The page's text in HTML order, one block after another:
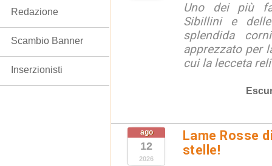
Uno dei più
Sibillini e
splendida
apprezzato per
cui la lecceta
ago
12
2026
Lame Rosse
stelle!
Redazione
Scambio Banner
Inserzionisti